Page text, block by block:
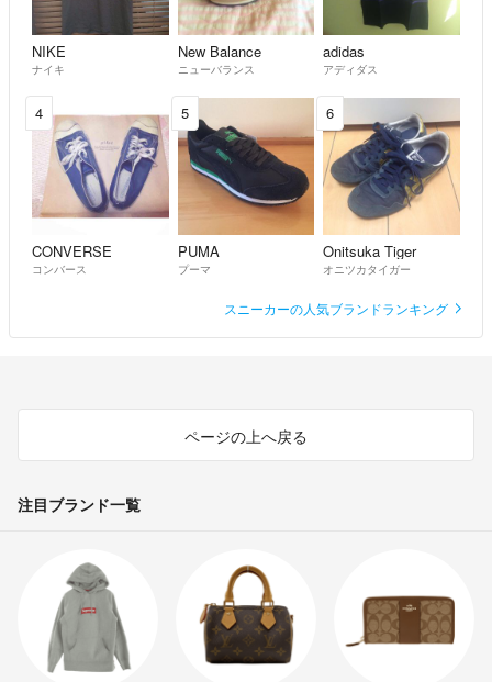
NIKE
ナイキ
New Balance
ニューバランス
adidas
アディダス
4
CONVERSE
コンバース
5
PUMA
プーマ
6
Onitsuka Tiger
オニツカタイガー
スニーカーの人気ブランドランキング
ページの上へ戻る
注目ブランド一覧